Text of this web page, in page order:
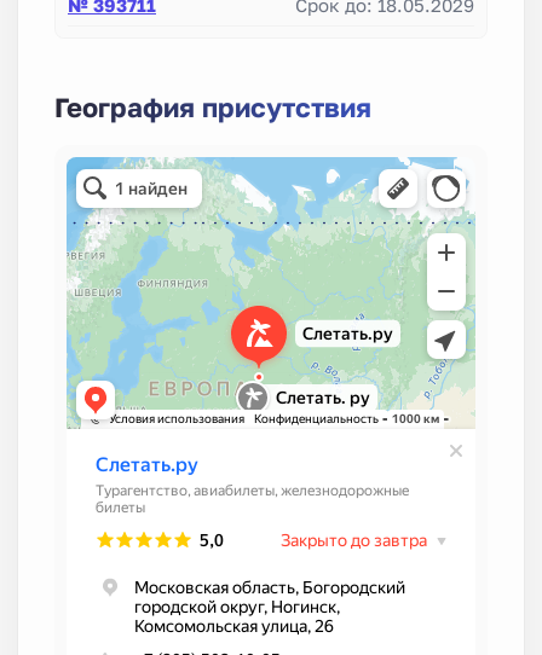
№ 340838
Срок до: 26.12.2026
География присутствия